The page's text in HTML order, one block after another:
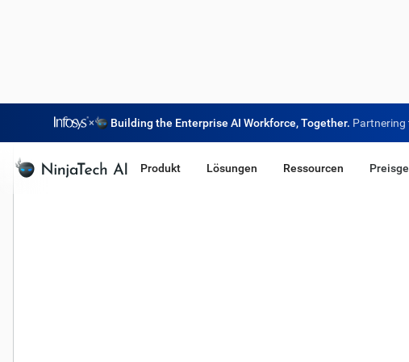
× Building the Enterprise AI Workforce, Together. Partnering
Produkt Lösungen Ressourcen